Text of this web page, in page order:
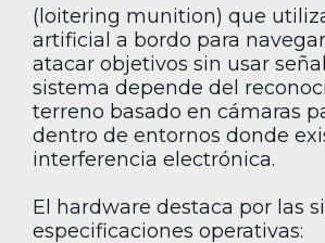
(loitering munition) que
artificial a bordo para
atacar objetivos sin usar
sistema depende del
terreno basado en cámaras
dentro de entornos donde
interferencia electrónica.
El hardware destaca por las
especificaciones operativas: